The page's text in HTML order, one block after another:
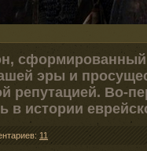
эры и
репутацией. Во-
в истории
11